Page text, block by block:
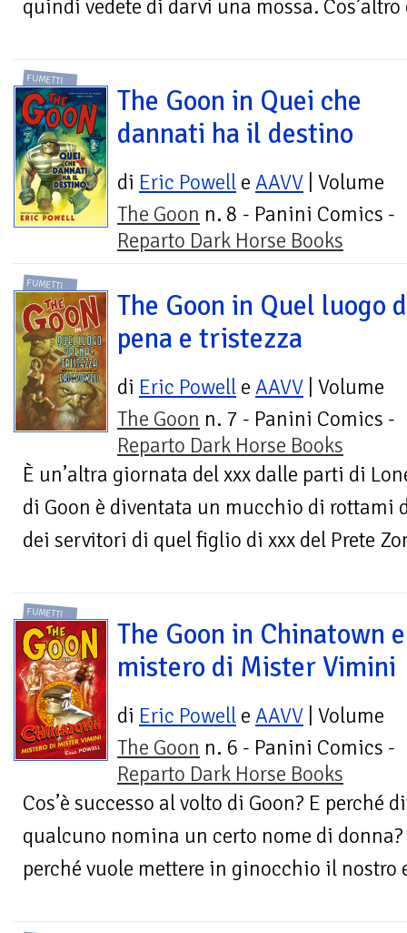
quindi vedete di darvi una mossa. Cos’altro
FUMETTI
The Goon in Quei che
dannati ha il destino
di Eric Powell e AAVV | Volume
The Goon n. 8 - Panini Comics -
Reparto Dark Horse Books
FUMETTI
The Goon in Quel luogo
pena e tristezza
di Eric Powell e AAVV | Volume
The Goon n. 7 - Panini Comics -
Reparto Dark Horse Books
È un’altra giornata del xxx dalle parti di
di Goon è diventata un mucchio di rottami
dei servitori di quel figlio di xxx del Prete
FUMETTI
The Goon in Chinatown
mistero di Mister Vimini
di Eric Powell e AAVV | Volume
The Goon n. 6 - Panini Comics -
Reparto Dark Horse Books
Cos’è successo al volto di Goon? E perché
qualcuno nomina un certo nome di
perché vuole mettere in ginocchio il nostro